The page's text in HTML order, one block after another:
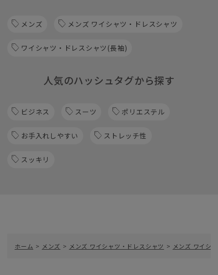
メンズ メンズ ワイシャツ・ドレスシャツ
ワイシャツ・ドレスシャツ(長袖)
人気のハッシュタグから探す
ビジネス スーツ ポリエステル
お手入れしやすい ストレッチ性
スッキリ
ホーム > メンズ > メンズ ワイシャツ・ドレスシャツ > メンズ ワイシ